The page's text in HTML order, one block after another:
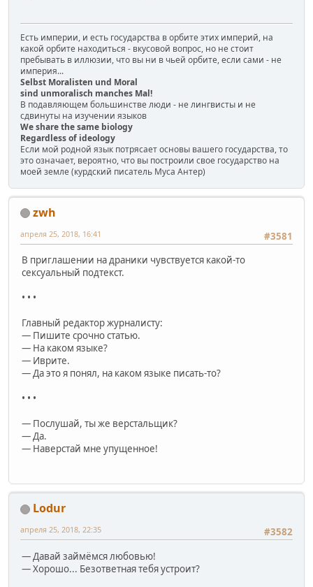
Есть империи, и есть государства в орбите этих империй, на
какой орбите находиться - вкусовой вопрос, но не стоит
пребывать в иллюзии, что вы ни в чьей орбите, если сами - не
империя...
Selbst Moralisten und Moral
sind unmoralisch manches Mal!
В подавляющем большинстве люди - не лингвисты и не
сдвинуты на изучении языков
We share the same biology
Regardless of ideology
Если мой родной язык потрясает основы вашего государства, то
это означает, вероятно, что вы построили свое государство на
моей земле (курдский писатель Муса Антер)
zwh
#3581
апреля 25, 2018, 16:41
В приглашении на драники чувствуется какой-то
сексуальный подтекст.
• • •
Главный редактор журналисту:
— Пишите срочно статью.
— На каком языке?
— Иврите.
— Да это я понял, на каком языке писать-то?
• • •
— Послушай, ты же верстальщик?
— Да.
— Наверстай мне упущенное!
Lodur
#3582
апреля 25, 2018, 22:35
— Давай займёмся любовью!
— Хорошо... Безответная тебя устроит?